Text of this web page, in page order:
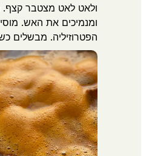
ולאט לאט מצטבר
ומנמיכים את האש.
הפטרוזיליה. מבשלים